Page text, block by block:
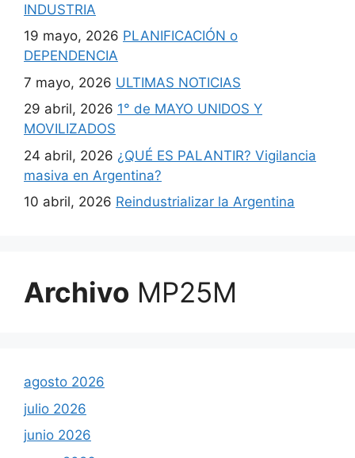
INDUSTRIA
19 mayo, 2026 PLANIFICACIÓN o
DEPENDENCIA
7 mayo, 2026 ULTIMAS NOTICIAS
29 abril, 2026 1° de MAYO UNIDOS Y
MOVILIZADOS
24 abril, 2026 ¿QUÉ ES PALANTIR? Vigilancia
masiva en Argentina?
10 abril, 2026 Reindustrializar la Argentina
Archivo MP25M
agosto 2026
julio 2026
junio 2026